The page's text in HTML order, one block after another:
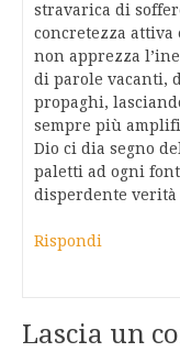
stravarica di
concretezza attiva
non apprezza
di parole vacanti,
propaghi,
sempre più
Dio ci dia segno
paletti ad ogni
disperdente
Rispondi
Lascia un